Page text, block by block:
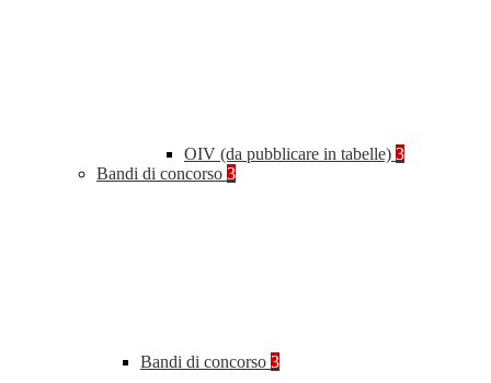
OIV (da pubblicare in tabelle) 3
Bandi di concorso 3
Bandi di concorso 3